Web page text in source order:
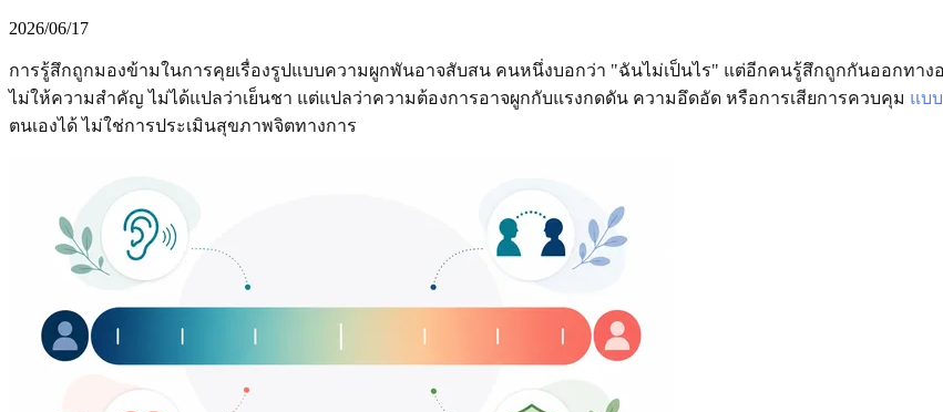
2026/06/17
การรู้สึกถูกมองข้ามในการคุยเรื่องรูปแบบความผูกพันอาจสับสน คนหนึ่งบอกว่า "ฉันไม่เป็นไร" แต่อีกคนรู้สึกถูกกันออกทา
ไม่ให้ความสำคัญ ไม่ได้แปลว่าเย็นชา แต่แปลว่าความต้องการอาจผูกกับแรงกดดัน ความอึดอัด หรือการเสียการควบคุม แบ
ตนเองได้ ไม่ใช่การประเมินสุขภาพจิตทางการ